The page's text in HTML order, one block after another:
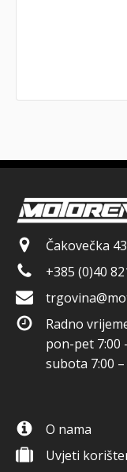
Čakovečka
+385 (0)40
Radno
pon-pet 7:00
subota 7:00 –
O nama
Uvjeti